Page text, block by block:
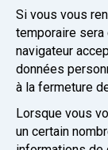
Si vous vous
temporaire
navigateur
données
à la fermeture
Lorsque vous
un certain